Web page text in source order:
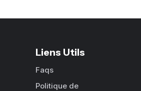
Liens Utils
Faqs
Politique de